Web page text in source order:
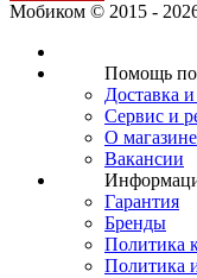
Мобиком © 2015 -
Помощь
Доставка
Сервис и
О магазине
Вакансии
Гарантия
Бренды
Политика
Политика